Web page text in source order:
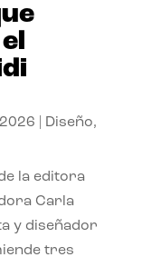
Diseño,
la editora
Carla
y diseñador
tres